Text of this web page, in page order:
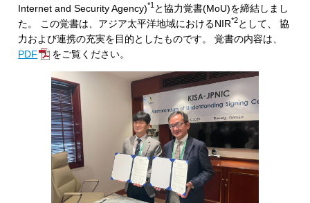
Internet and Security Agency)*1 と協力覚書(MoU)を締結しまし
た。 この覚書は、アジア太平洋地域におけるNIR*2として、 協
力および連携の充実を目的としたものです。 覚書の内容は、
PDF
をご覧ください。